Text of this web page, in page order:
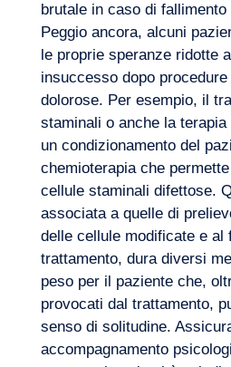
brutale in caso di fallimento
Peggio ancora, alcuni
le proprie speranze ridotte
insuccesso dopo
dolorose. Per esempio, il
staminali o anche la
un condizionamento del
chemioterapia che
cellule staminali difettose.
associata a quelle di
delle cellule modificate e al
trattamento, dura diversi
peso per il paziente che,
provocati dal trattamento,
senso di solitudine.
accompagnamento